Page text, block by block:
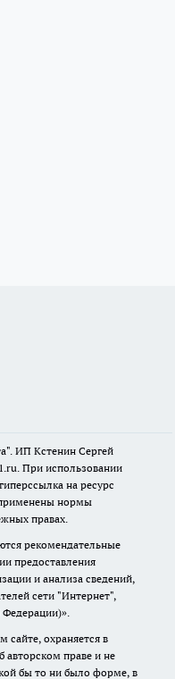
ИП Кстенин Сергей
При использовании
на ресурс
применены нормы
правах.
рекомендательные
предоставления
и анализа сведений,
сети "Интернет",
Федерации)».
охраняется в
авторском праве и не
бы то ни было форме, в